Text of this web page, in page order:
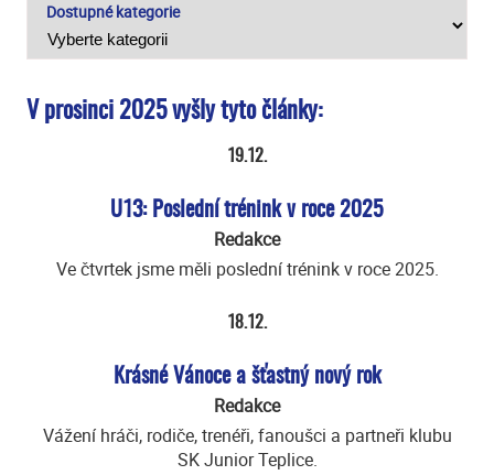
Dostupné kategorie
V prosinci 2025 vyšly tyto články:
19.12.
U13: Poslední trénink v roce 2025
Redakce
Ve čtvrtek jsme měli poslední trénink v roce 2025.
18.12.
Krásné Vánoce a šťastný nový rok
Redakce
Vážení hráči, rodiče, trenéři, fanoušci a partneři klubu
SK Junior Teplice.